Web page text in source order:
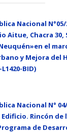
Nacional
Aitue, Chacra 30,
el
y Mejora del
BID)
Nacional N°
Rincón de
de